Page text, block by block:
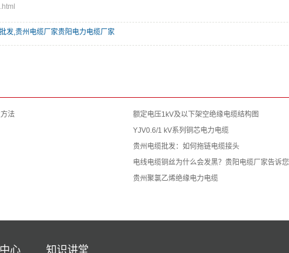
发,贵州电缆厂家贵阳电力电缆厂家
法
额定电压1kV及以下架空绝缘电缆结构图
YJV0.6/1 kV系列铜芯电力电缆
贵州电缆批发：如何拖链电缆接头
电线电缆铜丝为什么会发黑？贵阳电缆厂家告诉您
贵州聚氯乙烯绝缘电力电缆
心 知识讲堂